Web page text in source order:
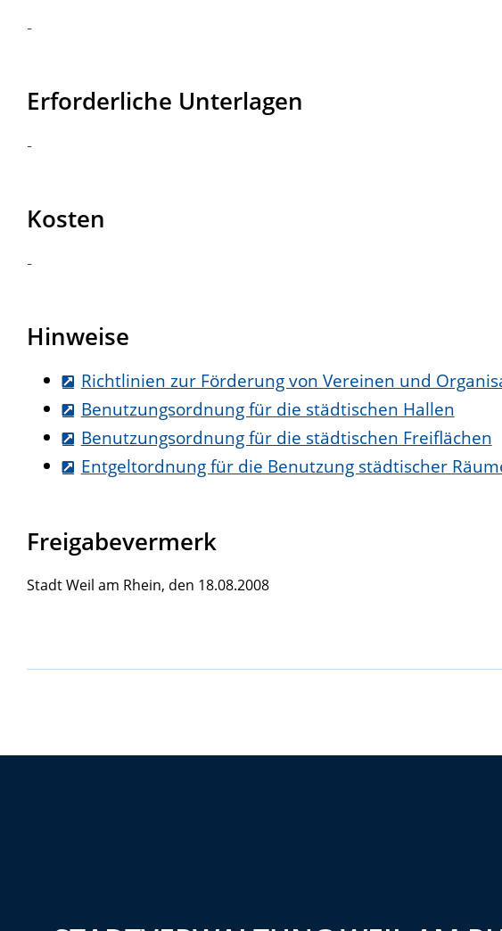
-
Erforderliche Unterlagen
-
Kosten
-
Hinweise
Richtlinien zur Förderung von Vereinen und
Benutzungsordnung für die städtischen Hallen
Benutzungsordnung für die städtischen Freiflächen
Entgeltordnung für die Benutzung städtischer
Freigabevermerk
Stadt Weil am Rhein, den 18.08.2008